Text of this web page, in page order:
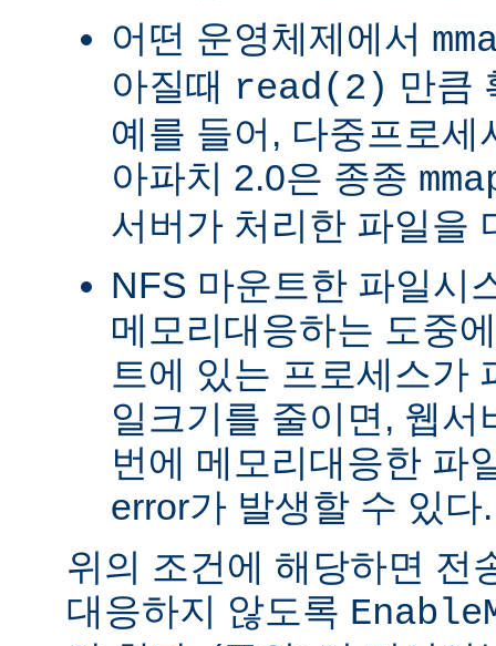
어떤 운영체제에서
아질때 read(2) 만큼
예를 들어, 다중프로
아파치 2.0은 종종
서버가 처리한 파일을
NFS 마운트한 파일시
메모리대응하는 도중
트에 있는 프로세스가
일크기를 줄이면, 웹
번에 메모리대응한 파
error가 발생할 수 있다.
위의 조건에 해당하면 전
대응하지 않도록